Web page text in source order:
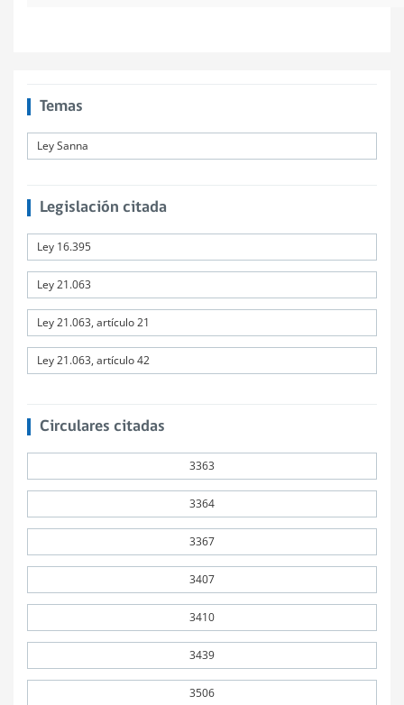
Temas
Ley Sanna
Legislación citada
Ley 16.395
Ley 21.063
Ley 21.063, artículo 21
Ley 21.063, artículo 42
Circulares citadas
3363
3364
3367
3407
3410
3439
3506